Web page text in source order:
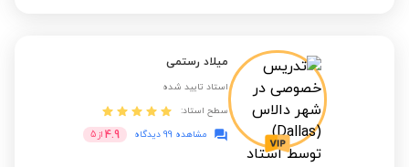
میلاد رستمی
استاد تایید شده
سطح استاد:
مشاهده 99 دیدگاه
4.9 از 5